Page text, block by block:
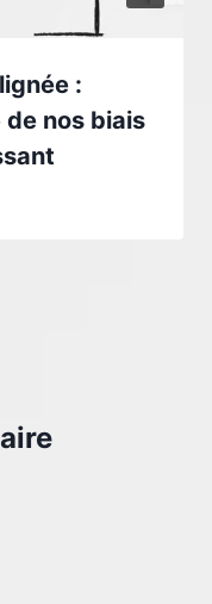
:
de nos biais